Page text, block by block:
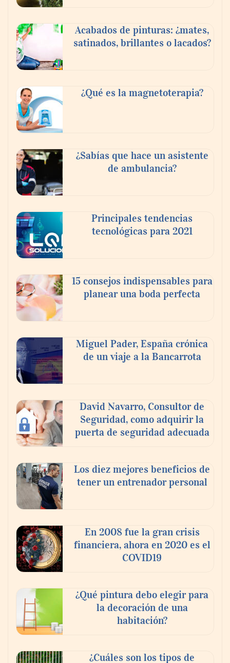
dicen los expertos
Protocolo en 6 fases para la enfermedad
de Lyme: una visión estructurada
¿Quieres un olivo en el jardín?
Los mejores consejos para elegir la
agencia adecuada para alquilar tu vivienda
Acabados de pinturas: ¿mates,
satinados, brillantes o lacados?
¿Qué es la magnetoterapia?
¿Sabías que hace un asistente
de ambulancia?
Principales tendencias
tecnológicas para 2021
15 consejos indispensables para
planear una boda perfecta
Miguel Pader, España crónica
de un viaje a la Bancarrota
David Navarro, Consultor de
Seguridad, como adquirir la
puerta de seguridad adecuada
Los diez mejores beneficios de
tener un entrenador personal
En 2008 fue la gran crisis
financiera, ahora en 2020 es el
COVID19
¿Qué pintura debo elegir para
la decoración de una
habitación?
¿Cuáles son los tipos de